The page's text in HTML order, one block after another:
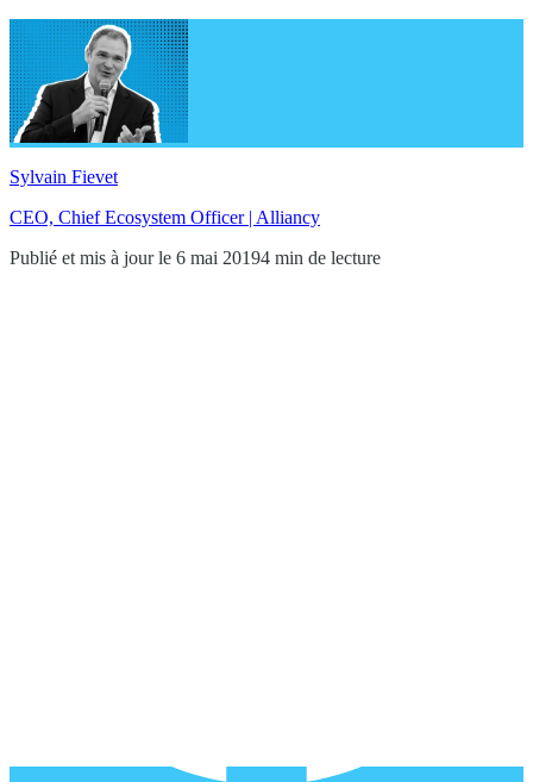
Sylvain Fievet
CEO, Chief Ecosystem Officer | Alliancy
Publié et mis à jour le 6 mai 20194 min de lecture